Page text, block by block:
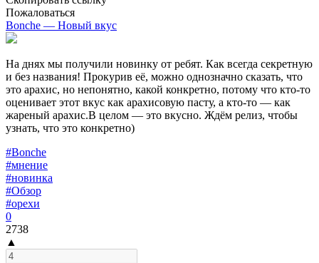
Пожаловаться
Bonche — Новый вкус
На днях мы получили новинку от ребят. Как всегда секретную
и без названия! Прокурив её, можно однозначно сказать, что
это арахис, но непонятно, какой конкретно, потому что кто-то
оценивает этот вкус как арахисовую пасту, а кто-то — как
жареный арахис.В целом — это вкусно. Ждём релиз, чтобы
узнать, что это конкретно)
#Bonche
#мнение
#новинка
#Обзор
#орехи
0
2738
▲